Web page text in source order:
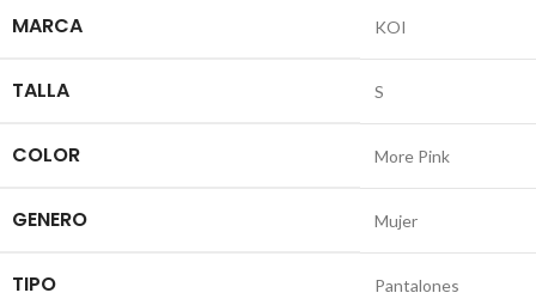
MARCA KOI
TALLA S
COLOR More Pink
GENERO Mujer
TIPO Pantalones